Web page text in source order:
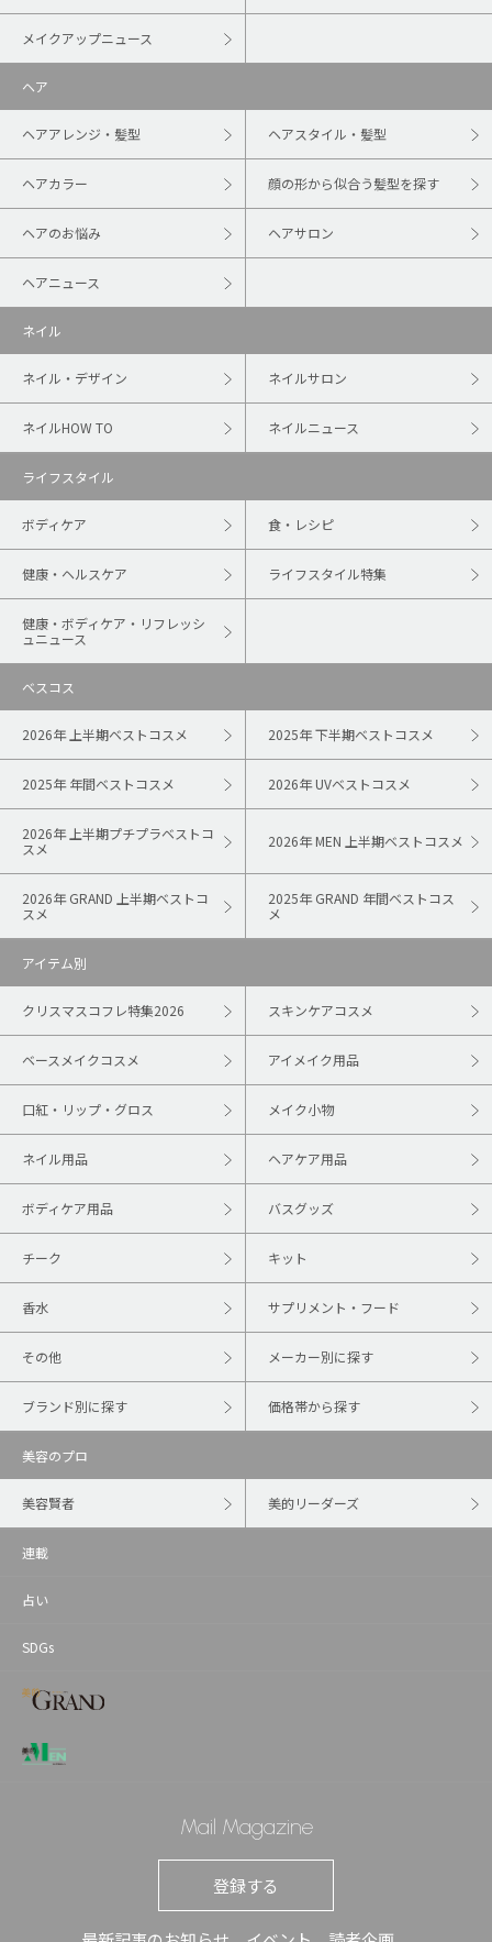
メイクアップニュース
ヘア
ヘアアレンジ・髪型 ヘアスタイル・髪型
ヘアカラー 顔の形から似合う髪型を探す
ヘアのお悩み ヘアサロン
ヘアニュース
ネイル
ネイル・デザイン ネイルサロン
ネイルHOW TO ネイルニュース
ライフスタイル
ボディケア 食・レシピ
健康・ヘルスケア ライフスタイル特集
健康・ボディケア・リフレッシ
ュニュース
ベスコス
2026年 上半期ベストコスメ 2025年 下半期ベストコスメ
2025年 年間ベストコスメ 2026年 UVベストコスメ
2026年 上半期プチプラベストコ
スメ
2026年 MEN 上半期ベストコスメ
2026年 GRAND 上半期ベストコ
スメ
2025年 GRAND 年間ベストコス
メ
アイテム別
クリスマスコフレ特集2026 スキンケアコスメ
ベースメイクコスメ アイメイク用品
口紅・リップ・グロス メイク小物
ネイル用品 ヘアケア用品
ボディケア用品 バスグッズ
チーク キット
香水 サプリメント・フード
その他 メーカー別に探す
ブランド別に探す 価格帯から探す
美容のプロ
美容賢者 美的リーダーズ
連載
占い
SDGs
Mail Magazine
登録する